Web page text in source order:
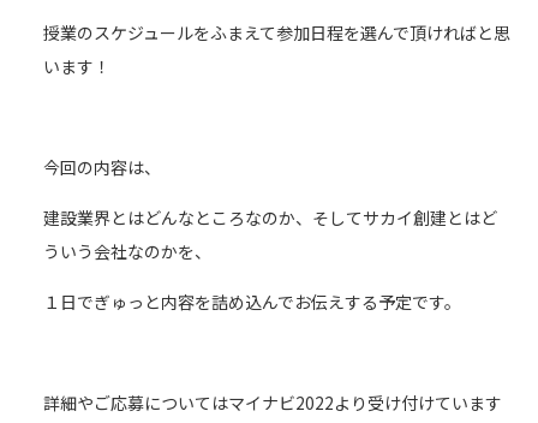
授業のスケジュールをふまえて参加日程を選んで頂ければと思
います！
今回の内容は、
建設業界とはどんなところなのか、そしてサカイ創建とはど
ういう会社なのかを、
１日でぎゅっと内容を詰め込んでお伝えする予定です。
詳細やご応募についてはマイナビ2022より受け付けています